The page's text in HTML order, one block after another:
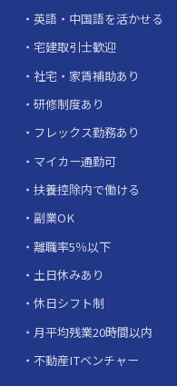
英語・中国語を活かせる
宅建取引士歓迎
社宅・家賃補助あり
研修制度あり
フレックス勤務あり
マイカー通勤可
扶養控除内で働ける
副業OK
離職率5％以下
土日休みあり
休日シフト制
月平均残業20時間以内
不動産ITベンチャー